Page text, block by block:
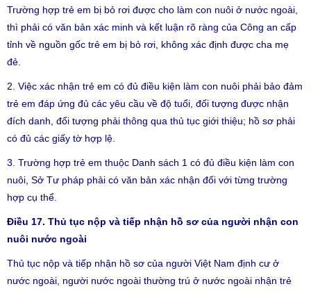
Trường hợp trẻ em bị bỏ rơi được cho làm con nuôi ở nước ngoài,
thì phải có văn bản xác minh và kết luận rõ ràng của Công an cấp
tỉnh về nguồn gốc trẻ em bị bỏ rơi, không xác định được cha mẹ
đẻ.
2. Việc xác nhận trẻ em có đủ điều kiện làm con nuôi phải bảo đảm
trẻ em đáp ứng đủ các yêu cầu về độ tuổi, đối tượng được nhận
đích danh, đối tượng phải thông qua thủ tục giới thiệu; hồ sơ phải
có đủ các giấy tờ hợp lệ.
3. Trường hợp trẻ em thuộc Danh sách 1 có đủ điều kiện làm con
nuôi, Sở Tư pháp phải có văn bản xác nhận đối với từng trường
hợp cụ thể.
Điều 17. Thủ tục nộp và tiếp nhận hồ sơ của người nhận con
nuôi nước ngoài
Thủ tục nộp và tiếp nhận hồ sơ của người Việt Nam định cư ở
nước ngoài, người nước ngoài thường trú ở nước ngoài nhận trẻ